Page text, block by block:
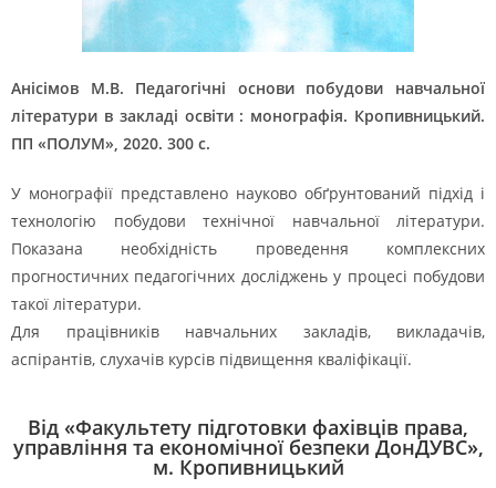
Анісімов М.В. Педагогічні основи побудови навчальної
літератури в закладі освіти : монографія. Кропивницький.
ПП «ПОЛУМ», 2020. 300 с.
У монографії представлено науково обґрунтований підхід і
технологію побудови технічної навчальної літератури.
Показана необхідність проведення комплексних
прогностичних педагогічних досліджень у процесі побудови
такої літератури.
Для працівників навчальних закладів, викладачів,
аспірантів, слухачів курсів підвищення кваліфікації.
Від «Факультету підготовки фахівців права,
управління та економічної безпеки ДонДУВС»,
м. Кропивницький